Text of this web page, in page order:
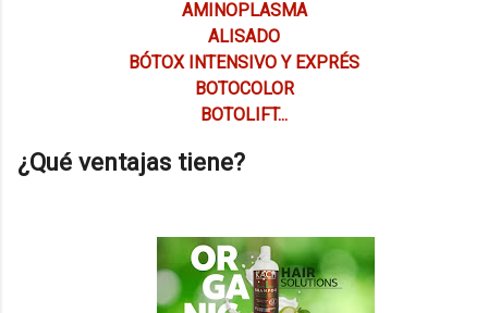
AMINOPLASMA
ALISADO
BÓTOX INTENSIVO Y EXPRÉS
BOTOCOLOR
BOTOLIFT...
¿Qué ventajas tiene?